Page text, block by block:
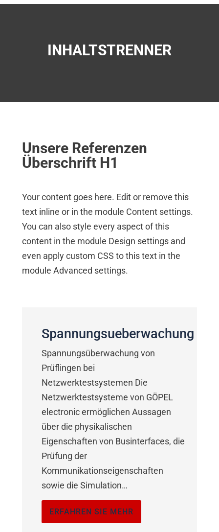
INHALTSTRENNER
Unsere Referenzen
Überschrift H1
Your content goes here. Edit or remove this
text inline or in the module Content settings.
You can also style every aspect of this
content in the module Design settings and
even apply custom CSS to this text in the
module Advanced settings.
Spannungsueberwachung
Spannungsüberwachung von
Prüflingen bei
Netzwerktestsystemen Die
Netzwerktestsysteme von GÖPEL
electronic ermöglichen Aussagen
über die physikalischen
Eigenschaften von Businterfaces, die
Prüfung der
Kommunikationseigenschaften
sowie die Simulation…
ERFAHREN SIE MEHR